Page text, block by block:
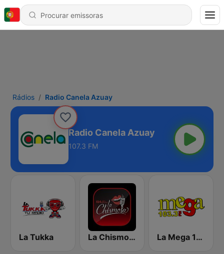
Rádios Radio Canela Azuay
Radio Canela Azuay
107.3 FM
La Tukka La Chismosa 104.1 La Mega 103.3 FM